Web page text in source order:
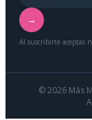
→
Al suscribirte aceptas
© 2026 Más